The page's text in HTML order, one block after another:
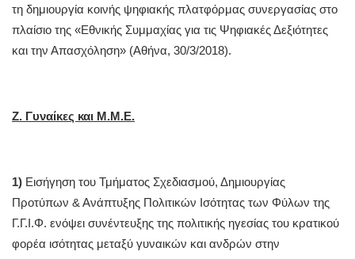
τη δημιουργία κοινής ψηφιακής πλατφόρμας συνεργασίας στο
πλαίσιο της «Εθνικής Συμμαχίας για τις Ψηφιακές Δεξιότητες
και την Απασχόληση» (Αθήνα, 30/3/2018).
Ζ. Γυναίκες και Μ.Μ.Ε.
1) Εισήγηση του Τμήματος Σχεδιασμού, Δημιουργίας
Προτύπων & Ανάπτυξης Πολιτικών Ισότητας των Φύλων της
Γ.Γ.Ι.Φ. ενόψει συνέντευξης της πολιτικής ηγεσίας του κρατικού
φορέα ισότητας μεταξύ γυναικών και ανδρών στην